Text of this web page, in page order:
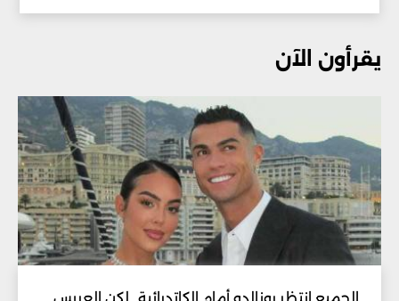
يقرأون الآن